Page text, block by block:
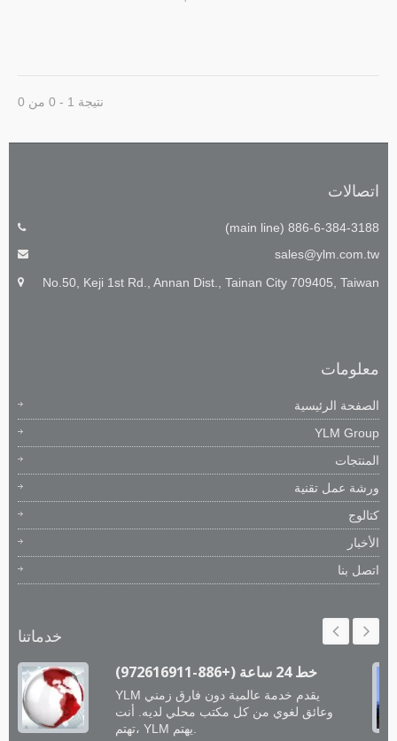
نتيجة 1 - 0 من 0
اتصالات
886-6-384-3188 (main line)
sales@ylm.com.tw
No.50, Keji 1st Rd., Annan Dist., Tainan City 709405, Taiwan
معلومات
الصفحة الرئيسية
YLM Group
المنتجات
ورشة عمل تقنية
كتالوج
الأخبار
اتصل بنا
خدماتنا
خط 24 ساعة (+886-972616911)
YLM يقدم خدمة عالمية دون فارق زمني
وعائق لغوي من كل مكتب محلي لديه. أنت
تهتم، YLM يهتم.